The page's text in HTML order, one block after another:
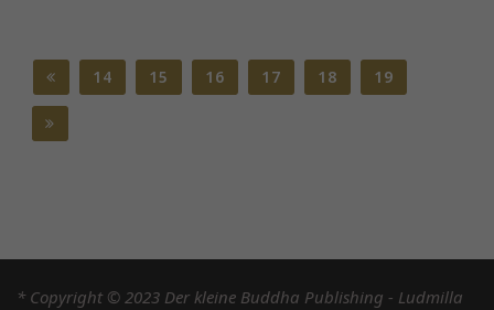
14 15 16 17 18 19
* Copyright © 2023 Der kleine Buddha Publishing - Ludmilla